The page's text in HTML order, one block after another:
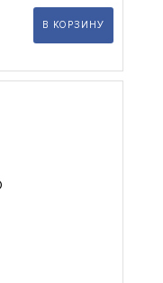
В КОРЗИНУ